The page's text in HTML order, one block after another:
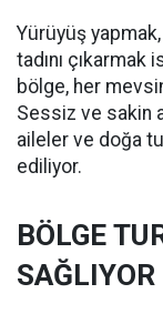
Yürüyüş
tadını
bölge, her
Sessiz ve sakin
aileler ve doğa
ediliyor.
BÖLGE
SAĞLIYOR